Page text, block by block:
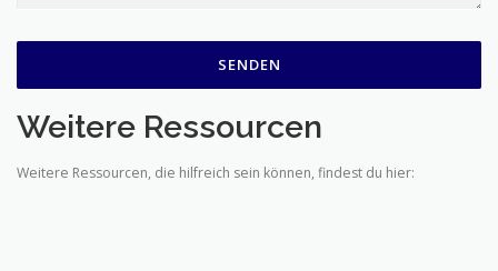
Weitere Ressourcen
Weitere Ressourcen, die hilfreich sein können, findest du hier: